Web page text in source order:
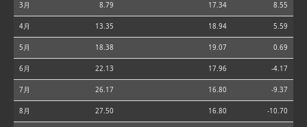
3月 8.79 17.34 8.55
4月 13.35 18.94 5.59
5月 18.38 19.07 0.69
6月 22.13 17.96 -4.17
7月 26.17 16.80 -9.37
8月 27.50 16.80 -10.70